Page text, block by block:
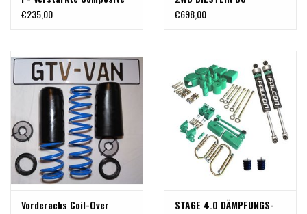
Vorderachsblattfeder (HD)
€235,00
Vorderachse Stoßdämpfer
€698,00
Vorderachs Coil-Over
STAGE 4.0 DÄMPFUNGS-